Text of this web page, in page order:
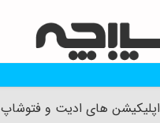
اپلیکیشن های ادیت و فتوشاپ